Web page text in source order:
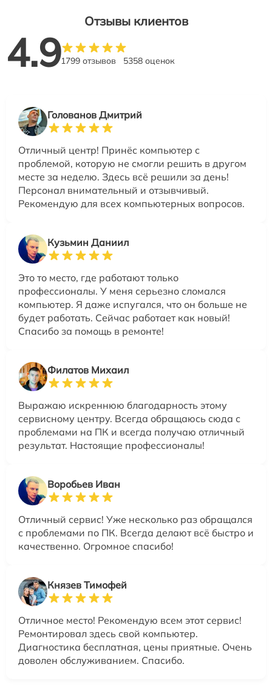
Отзывы клиентов
4.91799 отзывов 5358 оценок
Голованов Дмитрий
Отличный центр! Принёс компьютер с
проблемой, которую не смогли решить в другом
месте за неделю. Здесь всё решили за день!
Персонал внимательный и отзывчивый.
Рекомендую для всех компьютерных вопросов.
Кузьмин Даниил
Это то место, где работают только
профессионалы. У меня серьезно сломался
компьютер. Я даже испугался, что он больше не
будет работать. Сейчас работает как новый!
Спасибо за помощь в ремонте!
Филатов Михаил
Выражаю искреннюю благодарность этому
сервисному центру. Всегда обращаюсь сюда с
проблемами на ПК и всегда получаю отличный
результат. Настоящие профессионалы!
Воробьев Иван
Отличный сервис! Уже несколько раз обращался
с проблемами по ПК. Всегда делают всё быстро и
качественно. Огромное спасибо!
Князев Тимофей
Отличное место! Рекомендую всем этот сервис!
Ремонтировал здесь свой компьютер.
Диагностика бесплатная, цены приятные. Очень
доволен обслуживанием. Спасибо.